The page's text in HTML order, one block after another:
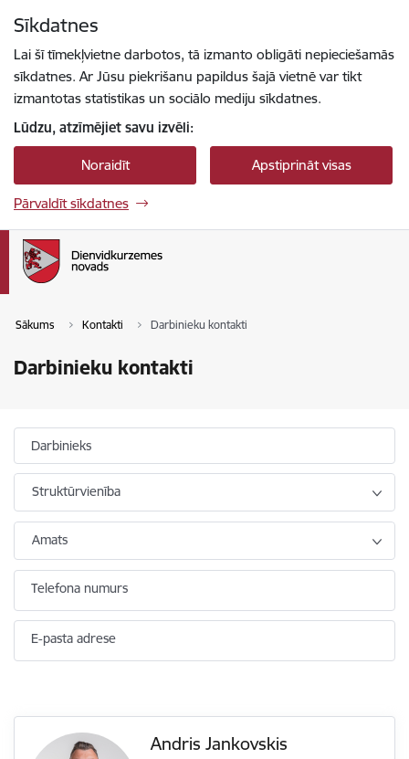
Sīkdatnes
Lai šī tīmekļvietne darbotos, tā izmanto obligāti nepieciešamās
sīkdatnes. Ar Jūsu piekrišanu papildus šajā vietnē var tikt
izmantotas statistikas un sociālo mediju sīkdatnes.
Lūdzu, atzīmējiet savu izvēli:
Noraidīt Apstiprināt visas
Pārvaldīt sīkdatnes
Sākums Kontakti Darbinieku kontakti
Darbinieku kontakti
Darbinieks
Struktūrvienība
Amats
Telefona numurs
E-pasta adrese
Andris Jankovskis